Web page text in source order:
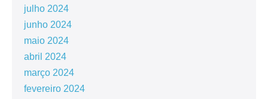
julho 2024
junho 2024
maio 2024
abril 2024
março 2024
fevereiro 2024